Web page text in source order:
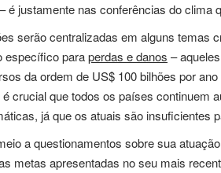
é justamente nas conferências do clima
serão centralizadas em alguns temas
específico paraperdas e danos –
da ordem de US$ 100 bilhões por
crucial que todos os países continuem
já que os atuais são insuficientes
a questionamentos sobre sua
metas apresentadas no seu mais